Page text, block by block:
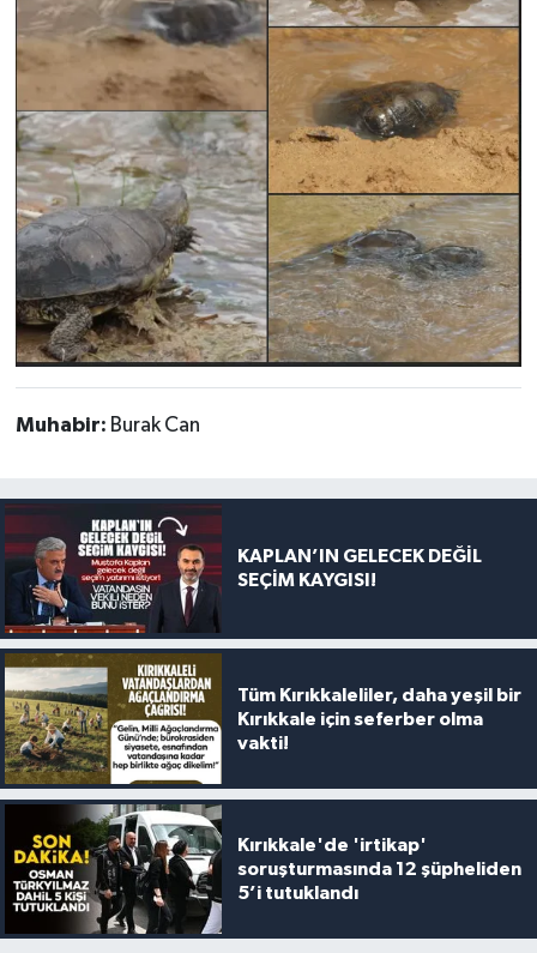
Muhabir: Burak Can
KAPLAN’IN GELECEK DEĞİL
SEÇİM KAYGISI!
Tüm Kırıkkaleliler, daha yeşil bir
Kırıkkale için seferber olma
vakti!
Kırıkkale'de 'irtikap'
soruşturmasında 12 şüpheliden
5’i tutuklandı